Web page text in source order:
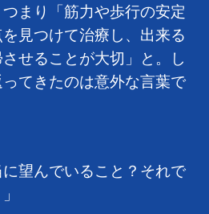
まり「筋力や歩行の安定
見つけて治療し、出来る
せることが大切」と。し
てきたのは意外な言葉で
に望んでいること？それで